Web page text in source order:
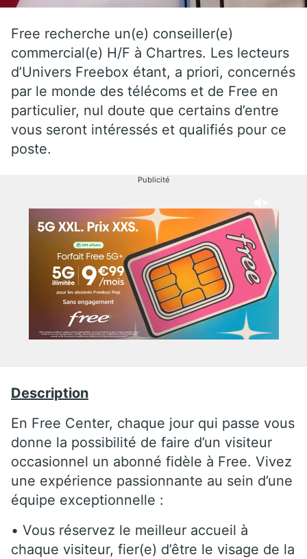
Free recherche un(e) conseiller(e)
commercial(e) H/F à Chartres. Les lecteurs
d’Univers Freebox étant, a priori, concernés
par le monde des télécoms et de Free en
particulier, nul doute que certains d’entre
vous seront intéressés et qualifiés pour ce
poste.
Publicité
Description
En Free Center, chaque jour qui passe vous
donne la possibilité de faire d’un visiteur
occasionnel un abonné fidèle à Free. Vivez
une expérience passionnante au sein d’une
équipe exceptionnelle :
• Vous réservez le meilleur accueil à
chaque visiteur, fier(e) d’être le visage de la